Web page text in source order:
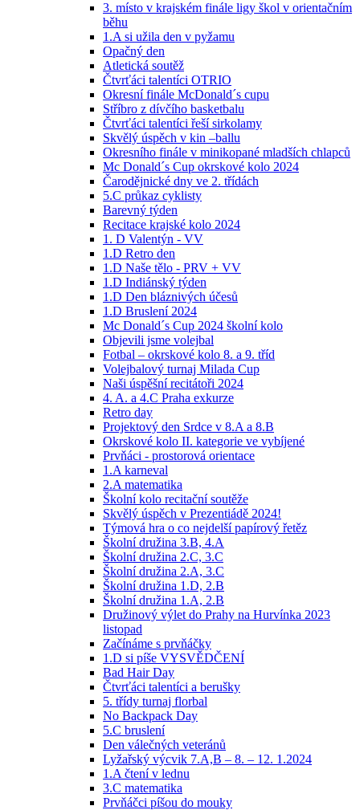
3. místo v krajském finále ligy škol v orientačním
běhu
1.A si užila den v pyžamu
Opačný den
Atletická soutěž
Čtvrťáci talentíci OTRIO
Okresní finále McDonald´s cupu
Stříbro z dívčího basketbalu
Čtvrťáci talentíci řeší sirkolamy
Skvělý úspěch v kin –ballu
Okresního finále v minikopané mladších chlapců
Mc Donald´s Cup okrskové kolo 2024
Čarodějnické dny ve 2. třídách
5.C průkaz cyklisty
Barevný týden
Recitace krajské kolo 2024
1. D Valentýn - VV
1.D Retro den
1.D Naše tělo - PRV + VV
1.D Indiánský týden
1.D Den bláznivých účesů
1.D Bruslení 2024
Mc Donald´s Cup 2024 školní kolo
Objevili jsme volejbal
Fotbal – okrskové kolo 8. a 9. tříd
Volejbalový turnaj Milada Cup
Naši úspěšní recitátoři 2024
4. A. a 4.C Praha exkurze
Retro day
Projektový den Srdce v 8.A a 8.B
Okrskové kolo II. kategorie ve vybíjené
Prvňáci - prostorová orientace
1.A karneval
2.A matematika
Školní kolo recitační soutěže
Skvělý úspěch v Prezentiádě 2024!
Týmová hra o co nejdelší papírový řetěz
Školní družina 3.B, 4.A
Školní družina 2.C, 3.C
Školní družina 2.A, 3.C
Školní družina 1.D, 2.B
Školní družina 1.A, 2.B
Družinový výlet do Prahy na Hurvínka 2023
listopad
Začínáme s prvňáčky
1.D si píše VYSVĚDČENÍ
Bad Hair Day
Čtvrťáci talentíci a berušky
5. třídy turnaj florbal
No Backpack Day
5.C bruslení
Den válečných veteránů
Lyžařský výcvik 7.A,B – 8. – 12. 1.2024
1.A čtení v lednu
3.C matematika
Prvňáčci píšou do mouky